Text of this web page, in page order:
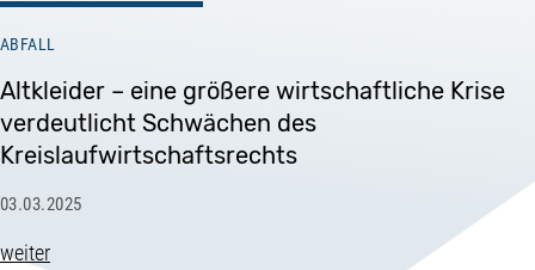
ABFALL
Altkleider – eine größere wirtschaftliche Krise
verdeutlicht Schwächen des
Kreislaufwirtschaftsrechts
03.03.2025
weiter